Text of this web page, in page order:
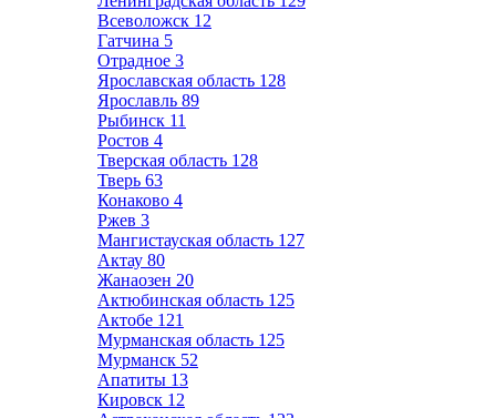
Всеволожск 12
Гатчина 5
Отрадное 3
Ярославская область 128
Ярославль 89
Рыбинск 11
Ростов 4
Тверская область 128
Тверь 63
Конаково 4
Ржев 3
Мангистауская область 127
Актау 80
Жанаозен 20
Актюбинская область 125
Актобе 121
Мурманская область 125
Мурманск 52
Апатиты 13
Кировск 12